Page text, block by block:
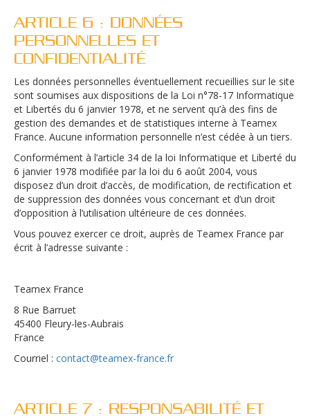
ARTICLE 6 : DONNÉES
PERSONNELLES ET
CONFIDENTIALITÉ
Les données personnelles éventuellement recueillies sur le site
sont soumises aux dispositions de la Loi n°78-17 Informatique
et Libertés du 6 janvier 1978, et ne servent qu’à des fins de
gestion des demandes et de statistiques interne à Teamex
France. Aucune information personnelle n’est cédée à un tiers.
Conformément à l’article 34 de la loi Informatique et Liberté du
6 janvier 1978 modifiée par la loi du 6 août 2004, vous
disposez d’un droit d’accès, de modification, de rectification et
de suppression des données vous concernant et d’un droit
d’opposition à l’utilisation ultérieure de ces données.
Vous pouvez exercer ce droit, auprès de Teamex France par
écrit à l’adresse suivante :
Teamex France
8 Rue Barruet
45400 Fleury-les-Aubrais
France
Courriel : contact@teamex-france.fr
ARTICLE 7 : RESPONSABILITÉ ET